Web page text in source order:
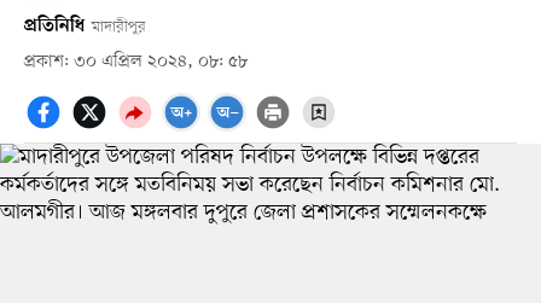
প্রতিনিধি মাদারীপুর
প্রকাশ: ৩০ এপ্রিল ২০২৪, ০৮: ৫৮